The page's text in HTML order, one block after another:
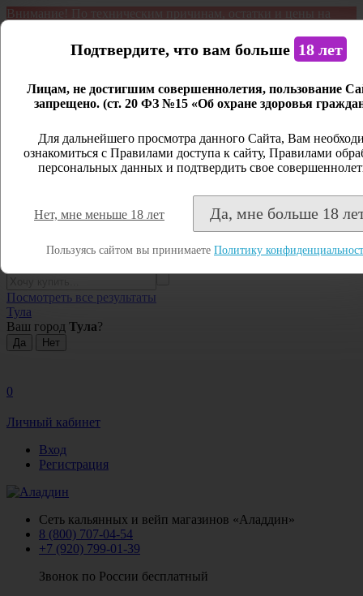
Внимание! По техническим причинам, остатки и цены на
является демонстрационным. Дистанционная продажа не
Открыть сайдбар
Личный кабинет
Закрыть
Регистрация
Посмотреть все результаты
Тула
Ваш город Тула?
0
Личный кабинет
Вход
Регистрация
Сеть кальянных и вейп магазинов «Аладдин»
8 (800) 707-04-54
+7 (920) 799-01-39
Звонок по России бесплатный
Подтвердите, что вам больше 18 лет
Лицам, не достигшим совершеннолетия, пользование
запрещено. (ст. 20 ФЗ №15 «Об охране здоровья
Для дальнейшего просмотра данного Сайта, Вам
ознакомиться с Правилами доступа к сайту, Правилами
персональных данных и подтвердить свое
Нет, мне меньше 18 лет Да, мне больше 18
Пользуясь сайтом вы принимаете Политику